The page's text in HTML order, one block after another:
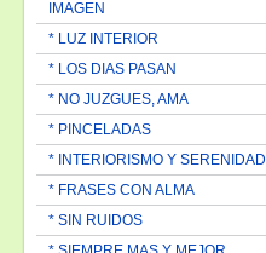
IMAGEN
* LUZ INTERIOR
* LOS DIAS PASAN
* NO JUZGUES, AMA
* PINCELADAS
* INTERIORISMO Y SERENIDAD
* FRASES CON ALMA
* SIN RUIDOS